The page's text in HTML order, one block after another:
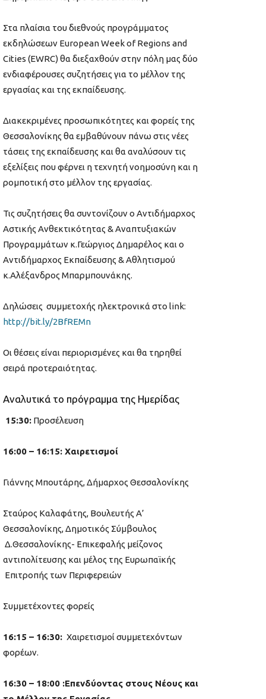
Στα πλαίσια του διεθνούς προγράμματος
εκδηλώσεων European Week of Regions and
Cities (EWRC) θα διεξαχθούν στην πόλη μας δύο
ενδιαφέρουσες συζητήσεις για το μέλλον της
εργασίας και της εκπαίδευσης.
Διακεκριμένες προσωπικότητες και φορείς της
Θεσσαλονίκης θα εμβαθύνουν πάνω στις νέες
τάσεις της εκπαίδευσης και θα αναλύσουν τις
εξελίξεις που φέρνει η τεχνητή νοημοσύνη και η
ρομποτική στο μέλλον της εργασίας.
Τις συζητήσεις θα συντονίζουν ο Αντιδήμαρχος
Αστικής Ανθεκτικότητας & Αναπτυξιακών
Προγραμμάτων κ.Γεώργιος Δημαρέλος και ο
Αντιδήμαρχος Εκπαίδευσης & Αθλητισμού
κ.Αλέξανδρος Μπαρμπουνάκης.
Δηλώσεις συμμετοχής ηλεκτρονικά στο link:
http://bit.ly/2BfREMn
Οι θέσεις είναι περιορισμένες και θα τηρηθεί
σειρά προτεραιότητας.
Αναλυτικά το πρόγραμμα της Ημερίδας
15:30: Προσέλευση
16:00 – 16:15: Χαιρετισμοί
Γιάννης Μπουτάρης, Δήμαρχος Θεσσαλονίκης
Σταύρος Καλαφάτης, Βουλευτής Α’
Θεσσαλονίκης, Δημοτικός Σύμβουλος
Δ.Θεσσαλονίκης- Επικεφαλής μείζονος
αντιπολίτευσης και μέλος της Ευρωπαϊκής
Επιτροπής των Περιφερειών
Συμμετέχοντες φορείς
16:15 – 16:30: Χαιρετισμοί συμμετεχόντων
φορέων.
16:30 – 18:00 :Επενδύοντας στους Νέους και